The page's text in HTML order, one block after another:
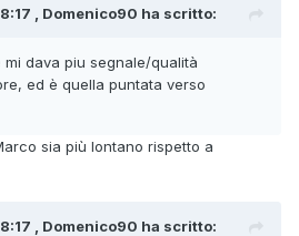
, Domenico90 ha scritto:
dava piu segnale/qualità
ed è quella puntata verso
sia più lontano rispetto a
, Domenico90 ha scritto: